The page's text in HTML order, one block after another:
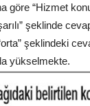
göre “Hizmet
şeklinde
şeklindeki
yükselmekte.